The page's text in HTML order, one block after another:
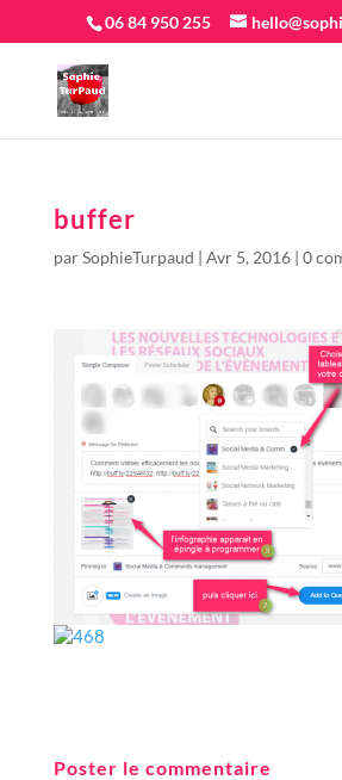
06 84 950 255
buffer
parSophieTurpaud | Avr 5, 2016| 0
Poster le commentaire